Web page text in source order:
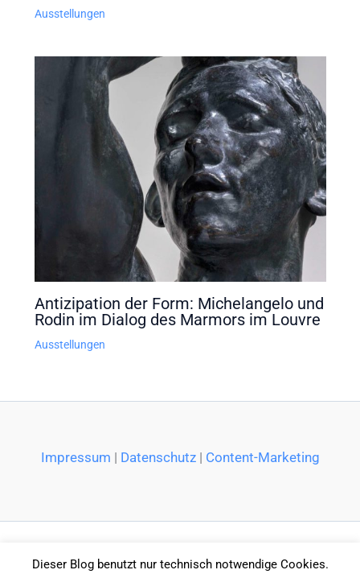
Ausstellungen
Antizipation der Form: Michelangelo und
Rodin im Dialog des Marmors im Louvre
Ausstellungen
Impressum | Datenschutz| Content-Marketing
Dieser Blog benutzt nur technisch notwendige Cookies.